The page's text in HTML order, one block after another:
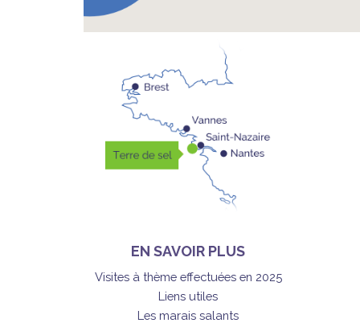
EN SAVOIR PLUS
Visites à thème effectuées en 2025
Liens utiles
Les marais salants